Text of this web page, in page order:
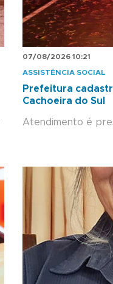
07/08/2026 10:21
ASSISTÊNCIA SOCIAL
Prefeitura
Cachoeira do Sul
Atendimento é